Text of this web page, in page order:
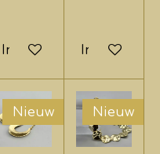
In winkelwagen
In
Nieuw Nieuw